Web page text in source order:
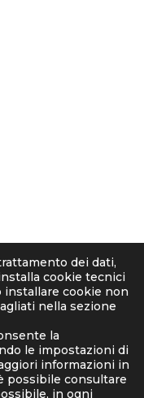
dei dati,
cookie tecnici
installare cookie non
nella sezione
la
le impostazioni di
informazioni in
possibile consultare
in ogni